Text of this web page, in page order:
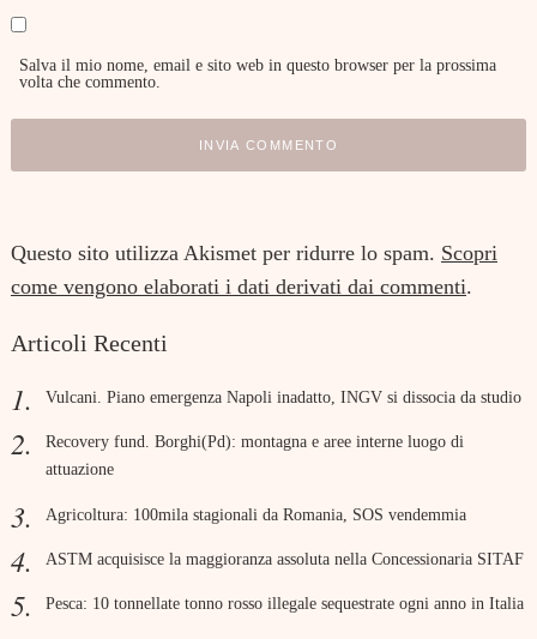
Salva il mio nome, email e sito web in questo browser per la prossima
volta che commento.
Questo sito utilizza Akismet per ridurre lo spam. Scopri
come vengono elaborati i dati derivati dai commenti.
Articoli Recenti
Vulcani. Piano emergenza Napoli inadatto, INGV si dissocia da studio
Recovery fund. Borghi(Pd): montagna e aree interne luogo di
attuazione
Agricoltura: 100mila stagionali da Romania, SOS vendemmia
ASTM acquisisce la maggioranza assoluta nella Concessionaria SITAF
Pesca: 10 tonnellate tonno rosso illegale sequestrate ogni anno in Italia